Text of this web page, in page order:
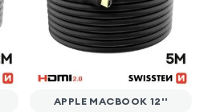
APPLE MACBOOK 12''